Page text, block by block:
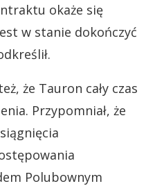
okaże się
w stanie dokończyć
że Tauron cały czas
Przypomniał, że
Polubownym